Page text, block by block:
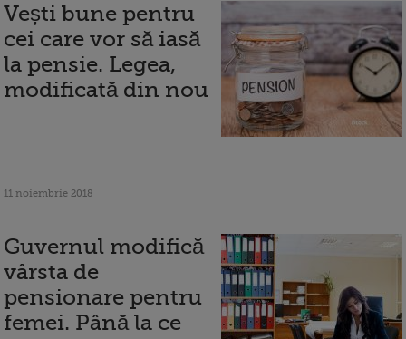
Vești bune pentru
cei care vor să iasă
la pensie. Legea,
modificată din nou
11 noiembrie 2018
Guvernul modifică
vârsta de
pensionare pentru
femei. Până la ce